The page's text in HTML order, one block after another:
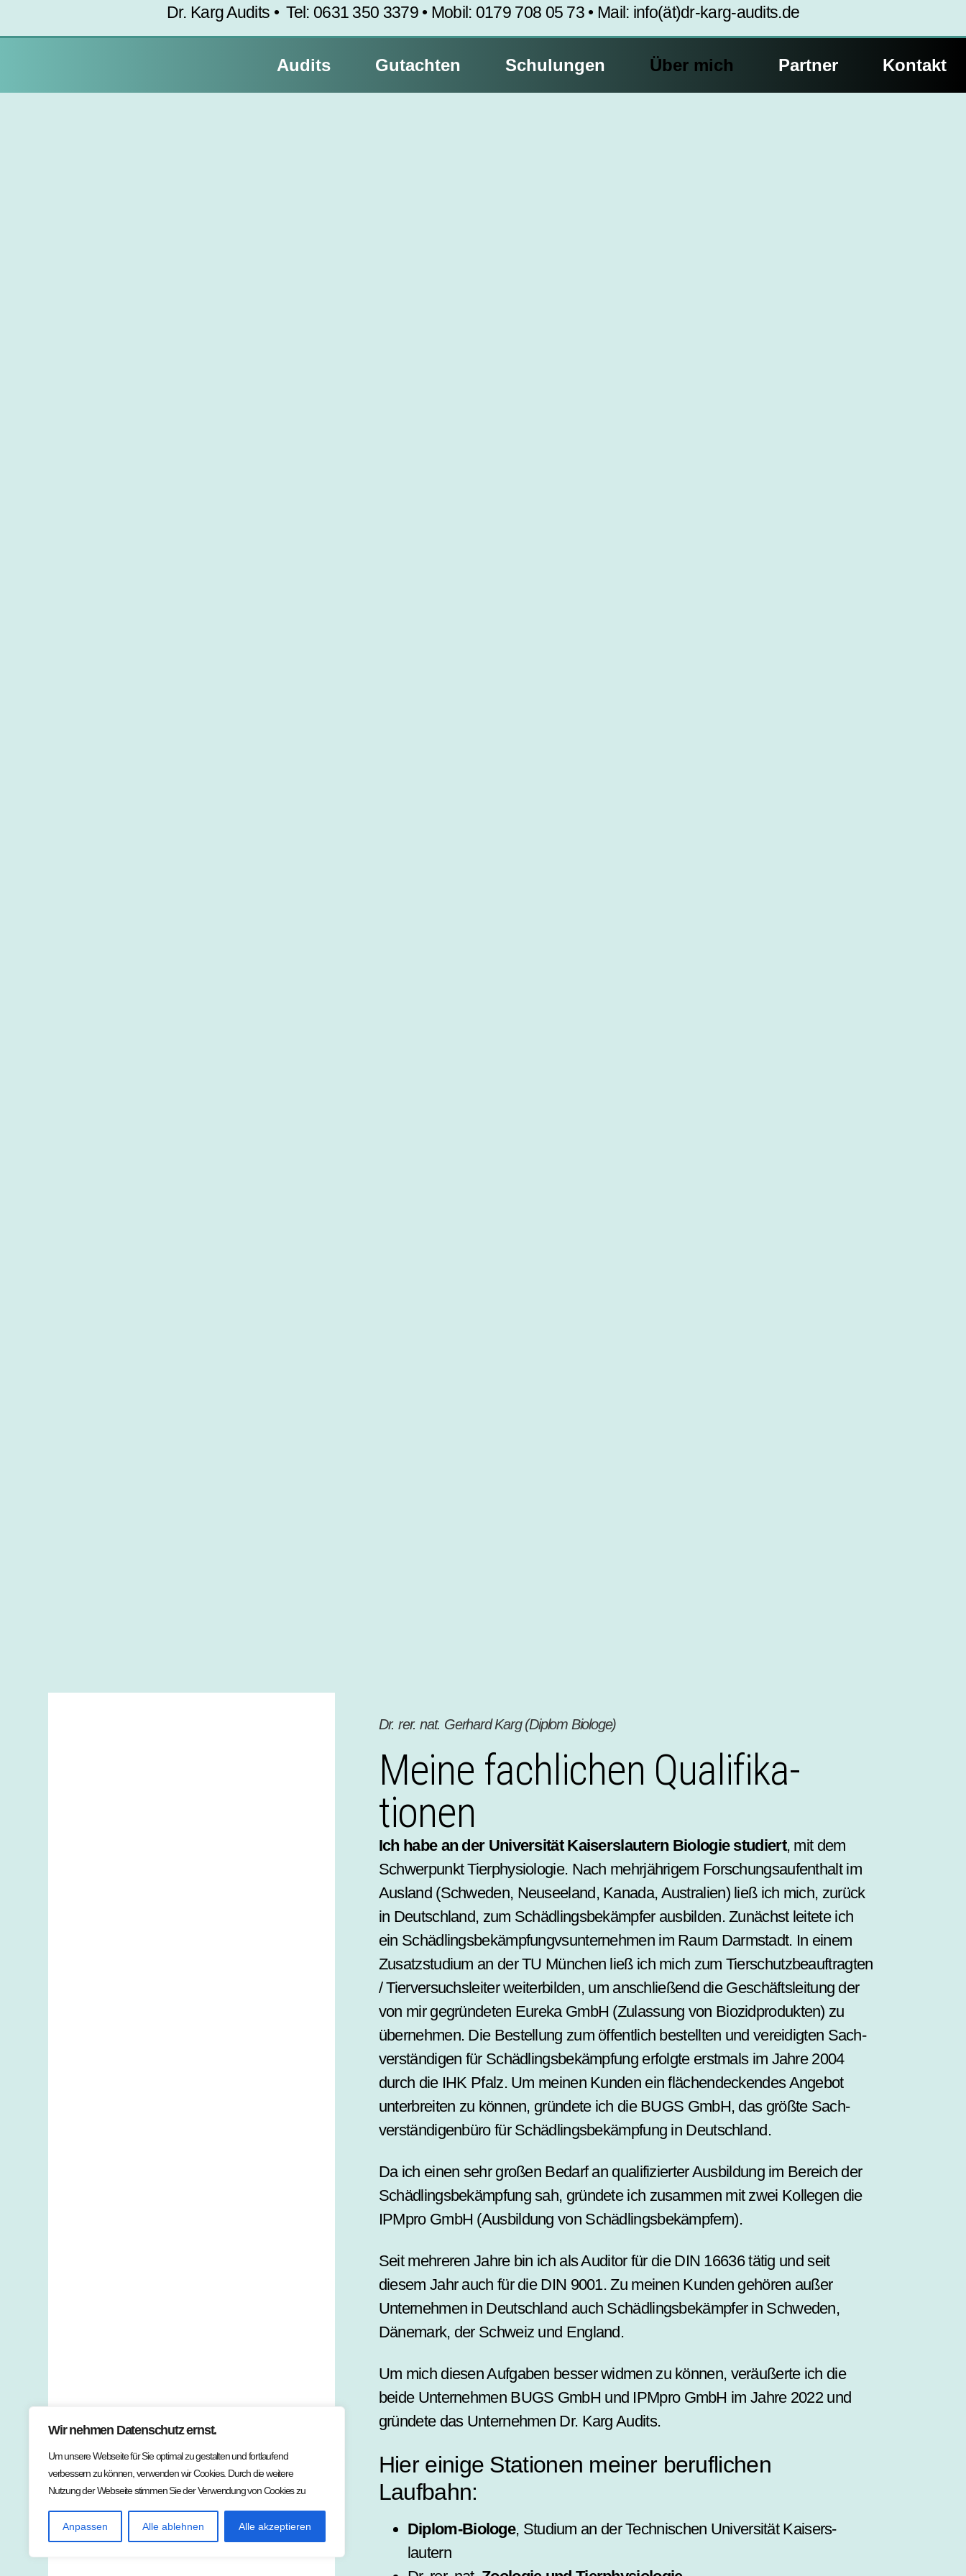
Wir nehmen Datenschutz ernst.
Um unsere Webseite für Sie optimal zu gestalten und fortlaufend
verbessern zu können, verwenden wir Cookies. Durch die weitere
Nutzung der Webseite stimmen Sie der Verwendung von Cookies zu
Anpassen Alle ablehnen Alle akzeptieren
Dr. Karg Audits • Tel: ‭0631 350 3379 • Mobil: 0179 708 05 73‬ • Mail: info(ät)dr-karg-audits.de
Audits Gutachten Schulungen Über mich Partner Kontakt
Dr. rer. nat. Gerhard Karg (Diplom Biologe)
Meine fachlichen Quali­fika­
tionen
Ich habe an der Universität Kaisers­lautern Biologie studiert, mit dem
Schwerpunkt Tier­physiologie. Nach mehrjährigem Forschungs­­aufenthalt im
Ausland (Schweden, Neuseeland, Kanada, Australien) ließ ich mich, zurück
in Deutschland, zum Schädlings­­bekämpfer ausbilden. Zunächst leitete ich
ein Schädlings­bekämpfung­vs­unternehmen im Raum Darmstadt. In einem
Zusatz­studium an der TU München ließ ich mich zum Tier­schutz­beauftragten
/ Tier­versuchs­­leiter weiter­bilden, um anschließend die Geschäfts­­leitung der
von mir gegründeten Eureka GmbH (Zulassung von Biozid­­produkten) zu
übernehmen. Die Bestellung zum öffentlich bestellten und vereidigten Sach­
verständigen für Schädlings­­bekämpfung erfolgte erstmals im Jahre 2004
durch die IHK Pfalz. Um meinen Kunden ein flächen­d­eckendes Angebot
unterbreiten zu können, gründete ich die BUGS GmbH, das größte Sach­­
verständigen­­büro für Schädlings­bekämpfung in Deutschland.
Da ich einen sehr großen Bedarf an qualifizierter Ausbildung im Bereich der
Schädlings­­bekämpfung sah, gründete ich zusammen mit zwei Kollegen die
IPMpro GmbH (Ausbildung von Schädlings­­bekämpfern).
Seit mehreren Jahre bin ich als Auditor für die DIN 16636 tätig und seit
diesem Jahr auch für die DIN 9001. Zu meinen Kunden gehören außer
Unter­nehmen in Deutschland auch Schädlings­­bekämpfer in Schweden,
Dänemark, der Schweiz und England.
Um mich diesen Aufgaben besser widmen zu können, veräußerte ich die
beide Unter­nehmen BUGS GmbH und IPMpro GmbH im Jahre 2022 und
gründete das Unter­nehmen Dr. Karg Audits.
Hier einige Stationen meiner beruflichen
Laufbahn:
Diplom-Biologe, Studium an der Technischen Universität Kaisers­
lautern